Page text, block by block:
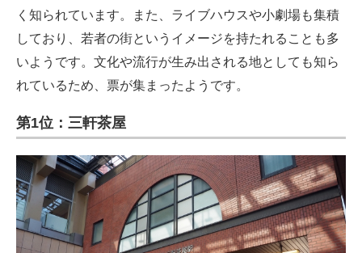
く知られています。また、ライブハウスや小劇場も集積
しており、若者の街というイメージを持たれることも多
いようです。文化や流行が生み出される地としても知ら
れているため、票が集まったようです。
第1位：三軒茶屋